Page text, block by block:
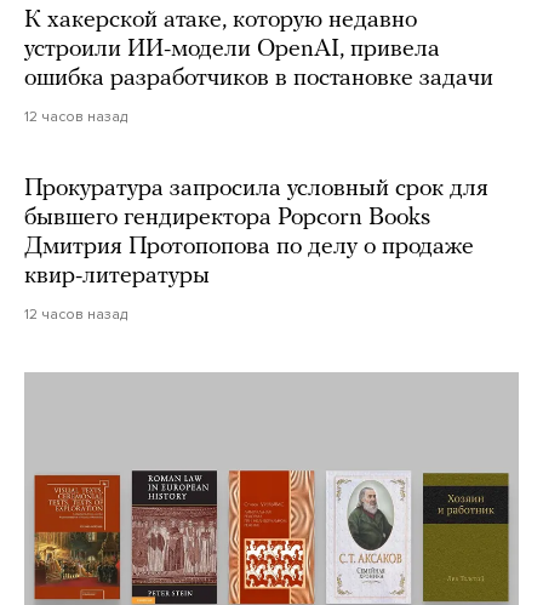
К хакерской атаке, которую недавно
устроили ИИ-модели OpenAI, привела
ошибка разработчиков в постановке задачи
12 часов назад
Прокуратура запросила условный срок для
бывшего гендиректора Popcorn Books
Дмитрия Протопопова по делу о продаже
квир-литературы
12 часов назад